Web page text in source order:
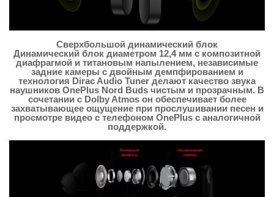
Сверхбольшой динамический блок
Динамический блок диаметром 12,4 мм с композитной
диафрагмой и титановым напылением, независимые
задние камеры с двойным демпфированием и
технология Dirac Audio Tuner делают качество звука
наушников OnePlus Nord Buds чистым и прозрачным. В
сочетании с Dolby Atmos он обеспечивает более
захватывающее ощущение при прослушивании песен и
просмотре видео с телефоном OnePlus с аналогичной
поддержкой.